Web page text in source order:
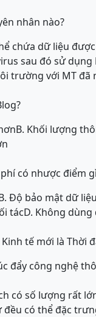
nhân nào?
chứa dữ liệu
sau đó sử dụng
trường với MT đã
B. Khối lượng
có nhược điểm
Độ bảo mật dữ
tácD. Không
tế mới là Thời
đẩy công nghệ
có số lượng rất
đều có thể đặc